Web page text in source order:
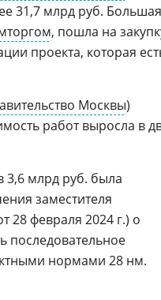
31,7 млрд руб. Большая
, пошла на
проекта, которая
Москвы)
работ выросла в
3,6 млрд руб. была
заместителя
28 февраля 2024 г.) о
последовательное
нормами 28 нм.